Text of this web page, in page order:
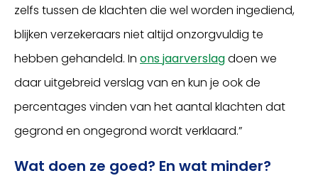
zelfs tussen de klachten die wel worden ingediend,
blijken verzekeraars niet altijd onzorgvuldig te
hebben gehandeld. In ons jaarverslagdoen we
daar uitgebreid verslag van en kun je ook de
percentages vinden van het aantal klachten dat
gegrond en ongegrond wordt verklaard.”
Wat doen ze goed? En wat minder?